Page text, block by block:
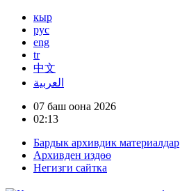
кыр
рус
eng
tr
中文
العربية
07 баш оона 2026
02:13
Бардык архивдик материалдар
Архивден издөө
Негизги сайтка